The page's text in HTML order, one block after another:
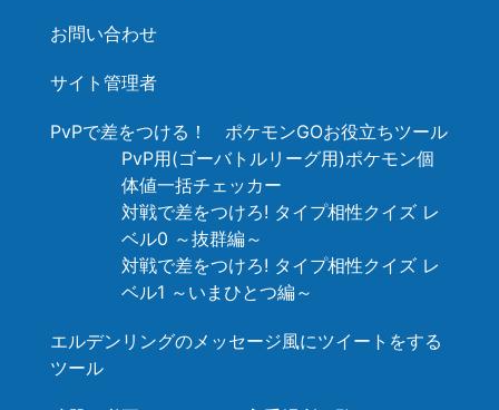
お問い合わせ
サイト管理者
PvPで差をつける！ ポケモンGOお役立ちツール
PvP用(ゴーバトルリーグ用)ポケモン個
体値一括チェッカー
対戦で差をつけろ! タイプ相性クイズ レ
ベル0 ～抜群編～
対戦で差をつけろ! タイプ相性クイズ レ
ベル1 ～いまひとつ編～
エルデンリングのメッセージ風にツイートをする
ツール